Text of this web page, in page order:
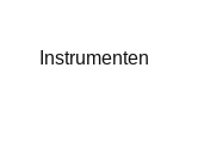
Instrumenten